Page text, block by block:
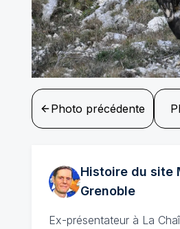
Photo précédente
Histoire du site
Grenoble
Ex-présentateur à La